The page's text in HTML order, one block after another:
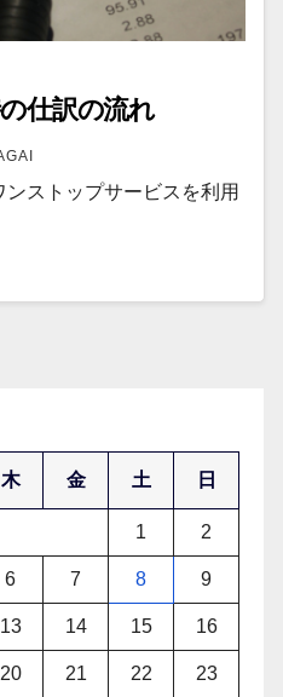
仕訳の流れ
ストップサービスを利用
木 金 土 日
1 2
6 7 8 9
13 14 15 16
20 21 22 23